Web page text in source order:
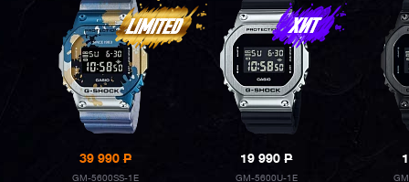
39 990P
GM-5600SS-1E
19 990P
GM-5600U-1E